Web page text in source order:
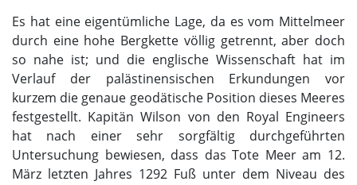
Es hat eine eigentümliche Lage, da es vom Mittelmeer
durch eine hohe Bergkette völlig getrennt, aber doch
so nahe ist; und die englische Wissenschaft hat im
Verlauf der palästinensischen Erkundungen vor
kurzem die genaue geodätische Position dieses Meeres
festgestellt. Kapitän Wilson von den Royal Engineers
hat nach einer sehr sorgfältig durchgeführten
Untersuchung bewiesen, dass das Tote Meer am 12.
März letzten Jahres 1292 Fuß unter dem Niveau des